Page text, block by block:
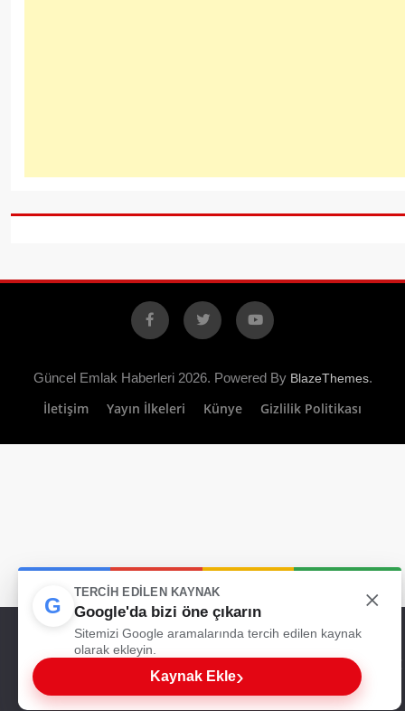
Facebook
X YouTube
Güncel Emlak Haberleri 2026. Powered By BlazeThemes.
İletişim Yayın İlkeleri Künye Gizlilik Politikası
Web sitemizde size en iyi deneyimi sunabilmemiz için çerezleri
kullanıyoruz. Bu siteyi kullanmaya devam ederseniz, bunu kabul
Tamam
G
TERCIH EDILEN KAYNAK
Google'da bizi öne çıkarın
Sitemizi Google aramalarında tercih edilen kaynak
olarak ekleyin.
Kaynak Ekle›
×